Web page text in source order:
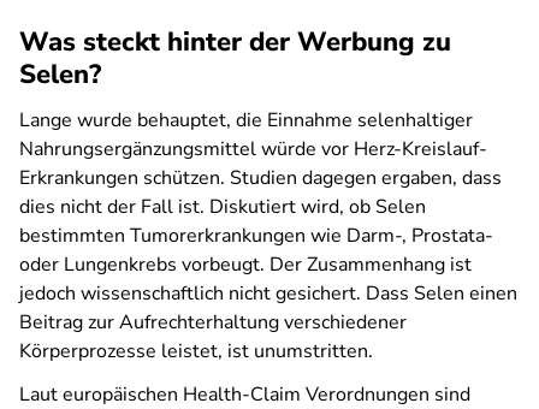
Was steckt hinter der Werbung zu
Selen?
Lange wurde behauptet, die Einnahme selenhaltiger
Nahrungsergänzungsmittel würde vor Herz-Kreislauf-
Erkrankungen schützen. Studien dagegen ergaben, dass
dies nicht der Fall ist. Diskutiert wird, ob Selen
bestimmten Tumorerkrankungen wie Darm-, Prostata-
oder Lungenkrebs vorbeugt. Der Zusammenhang ist
jedoch wissenschaftlich nicht gesichert. Dass Selen einen
Beitrag zur Aufrechterhaltung verschiedener
Körperprozesse leistet, ist unumstritten.
Laut europäischen Health-Claim Verordnungen sind